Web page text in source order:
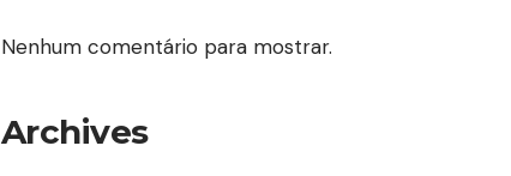
Nenhum comentário para mostrar.
Archives